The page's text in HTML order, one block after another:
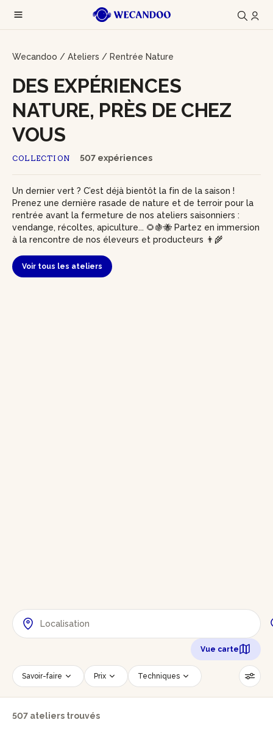
Wecandoo / Ateliers / Rentrée Nature
COLLECTION 507 expériences
DES EXPÉRIENCES
NATURE, PRÈS DE CHEZ
VOUS
Un dernier vert ? C’est déjà bientôt la fin de la saison !
Prenez une dernière rasade de nature et de terroir pour la
rentrée avant la fermeture de nos ateliers saisonniers :
vendange, récoltes, apiculture... 🌻🍇🐝 Partez en immersion
à la rencontre de nos éleveurs et producteurs 👨‍🌾
Voir tous les ateliers
Vue carte
Savoir-faire Prix Techniques
Date Créneau horaire
Nombre de personnes
507 ateliers trouvés